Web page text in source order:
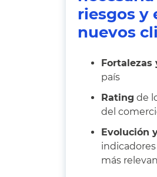
riesgos y
nuevos
Fortalezas
país
Rating de
del
Evolución
más